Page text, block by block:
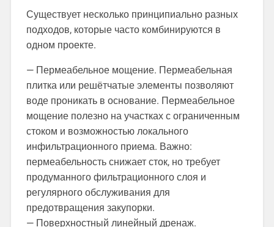
Существует несколько принципиально разных
подходов, которые часто комбинируются в
одном проекте.
— Пермеабельное мощение. Пермеабельная
плитка или решётчатые элементы позволяют
воде проникать в основание. Пермеабельное
мощение полезно на участках с ограниченным
стоком и возможностью локального
инфильтрационного приема. Важно:
пермеабельность снижает сток, но требует
продуманного фильтрационного слоя и
регулярного обслуживания для
предотвращения закупорки.
— Поверхностный линейный дренаж.